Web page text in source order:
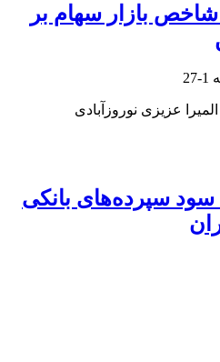
بازار سهام بر
1-27
عزیزی نوروزآبادی
سپرده‌های بانکی